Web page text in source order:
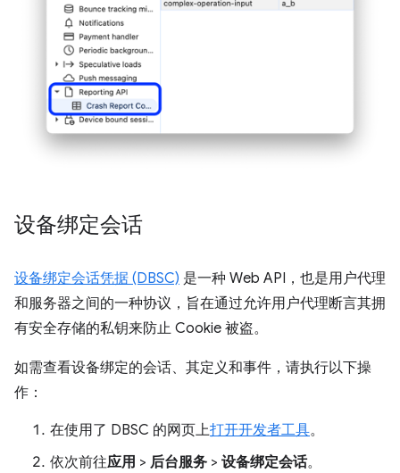
设备绑定会话
设备绑定会话凭据 (DBSC) 是一种 Web API，也是用户代理
和服务器之间的一种协议，旨在通过允许用户代理断言其拥
有安全存储的私钥来防止 Cookie 被盗。
如需查看设备绑定的会话、其定义和事件，请执行以下操
作：
在使用了 DBSC 的网页上打开开发者工具。
依次前往应用 > 后台服务 > 设备绑定会话。